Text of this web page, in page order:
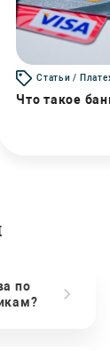
Статьи /
Что такое
по